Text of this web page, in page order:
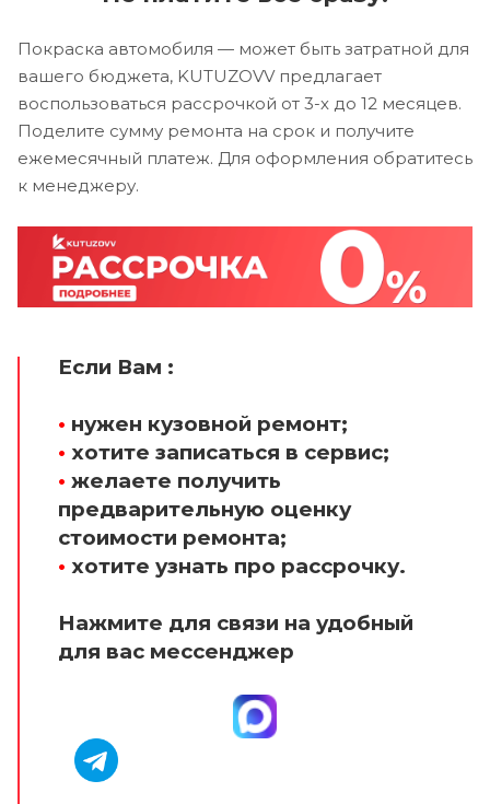
Покраска автомобиля — может быть затратной для
вашего бюджета, KUTUZOVV предлагает
воспользоваться рассрочкой от 3-х до 12 месяцев.
Поделите сумму ремонта на срок и получите
ежемесячный платеж. Для оформления обратитесь
к менеджеру.
Если Вам :
• нужен кузовной ремонт;
• хотите записаться в сервис;
• желаете получить
предварительную оценку
стоимости ремонта;
• хотите узнать про рассрочку.
Нажмите для связи на удобный
для вас мессенджер